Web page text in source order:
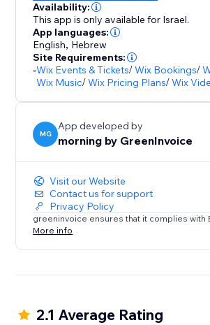
Availability:
This app is only available for Israel.
App languages:
English, Hebrew
Site Requirements:
-Wix Events & Tickets/Wix Bookings/
Wix Music/Wix Pricing Plans/Wix
MG
App developed by
morning by GreenInvoice
Visit our Website
Contact us for support
Privacy Policy
greeninvoice ensures that it complies with
More info
2.1 Average Rating